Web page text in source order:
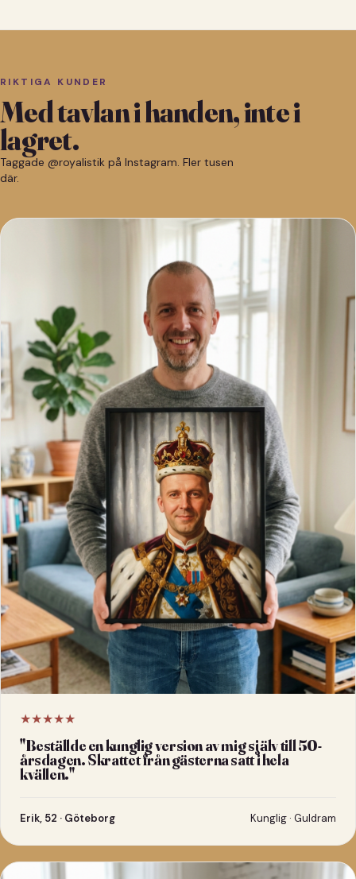
RIKTIGA KUNDER
Med tavlan i handen, inte i
lagret.
Taggade @royalistik på Instagram. Fler tusen
där.
★★★★★
"Beställde en kunglig version av mig själv till 50-
årsdagen. Skrattet från gästerna satt i hela
kvällen."
Erik, 52 · Göteborg Kunglig · Guldram